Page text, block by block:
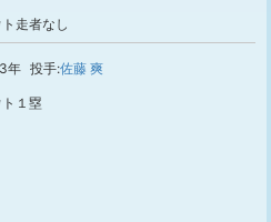
ト走者なし
3年 投手:佐藤 爽
ト１塁